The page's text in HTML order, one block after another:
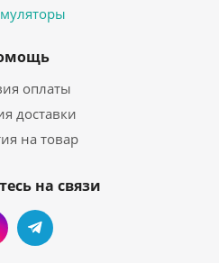
оплаты
доставки
на товар
на связи